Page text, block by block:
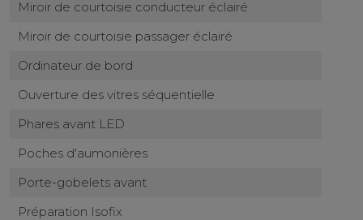
Miroir de courtoisie conducteur éclairé
Miroir de courtoisie passager éclairé
Ordinateur de bord
Ouverture des vitres séquentielle
Phares avant LED
Poches d'aumonières
Porte-gobelets avant
Préparation Isofix